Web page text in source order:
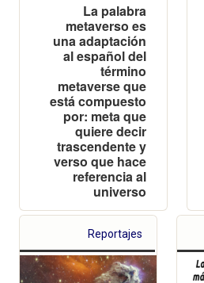
La palabra
metaverso es
una adaptación
al español del
término
metaverse que
está compuesto
por: meta que
quiere decir
trascendente y
verso que hace
referencia al
universo
Reportajes